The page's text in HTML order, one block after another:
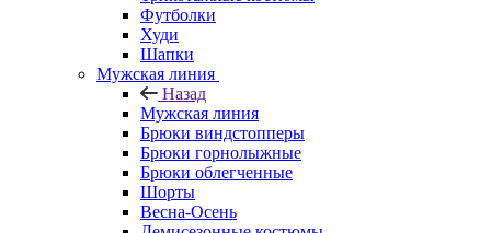
Футболки
Худи
Шапки
Мужская линия
Назад
Мужская линия
Брюки виндстопперы
Брюки горнолыжные
Брюки облегченные
Шорты
Весна-Осень